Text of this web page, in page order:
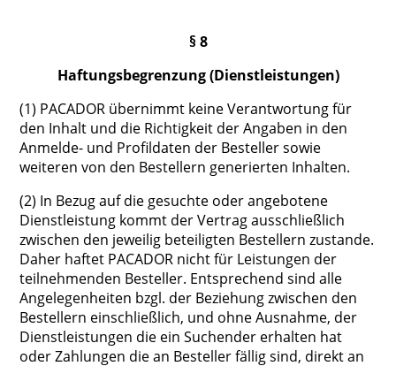
§ 8
Haftungsbegrenzung (Dienstleistungen)
(1) PACADOR übernimmt keine Verantwortung für
den Inhalt und die Richtigkeit der Angaben in den
Anmelde- und Profildaten der Besteller sowie
weiteren von den Bestellern generierten Inhalten.
(2) In Bezug auf die gesuchte oder angebotene
Dienstleistung kommt der Vertrag ausschließlich
zwischen den jeweilig beteiligten Bestellern zustande.
Daher haftet PACADOR nicht für Leistungen der
teilnehmenden Besteller. Entsprechend sind alle
Angelegenheiten bzgl. der Beziehung zwischen den
Bestellern einschließlich, und ohne Ausnahme, der
Dienstleistungen die ein Suchender erhalten hat
oder Zahlungen die an Besteller fällig sind, direkt an